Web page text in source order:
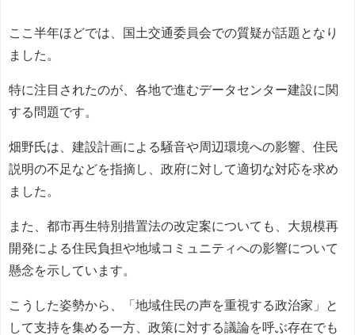
ここ半年ほどでは、国土交通委員会での質疑が話題となり
ました。
特に注目されたのが、各地で進むデータセンター建設に関
する問題です。
畑野氏は、建設計画による騒音や周辺環境への影響、住民
説明の不足などを指摘し、政府に対して適切な対応を求め
ました。
また、都市再生特別措置法の改定案についても、大規模再
開発による住民負担や地域コミュニティへの影響について
懸念を示しています。
こうした姿勢から、「地域住民の声を重視する政治家」と
して支持を集める一方、政策に対する議論を呼ぶ存在でも